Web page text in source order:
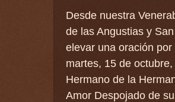
Desde nuestra
de las Angustias y
elevar una oración
martes, 15 de
Hermano de la
Amor Despojado de